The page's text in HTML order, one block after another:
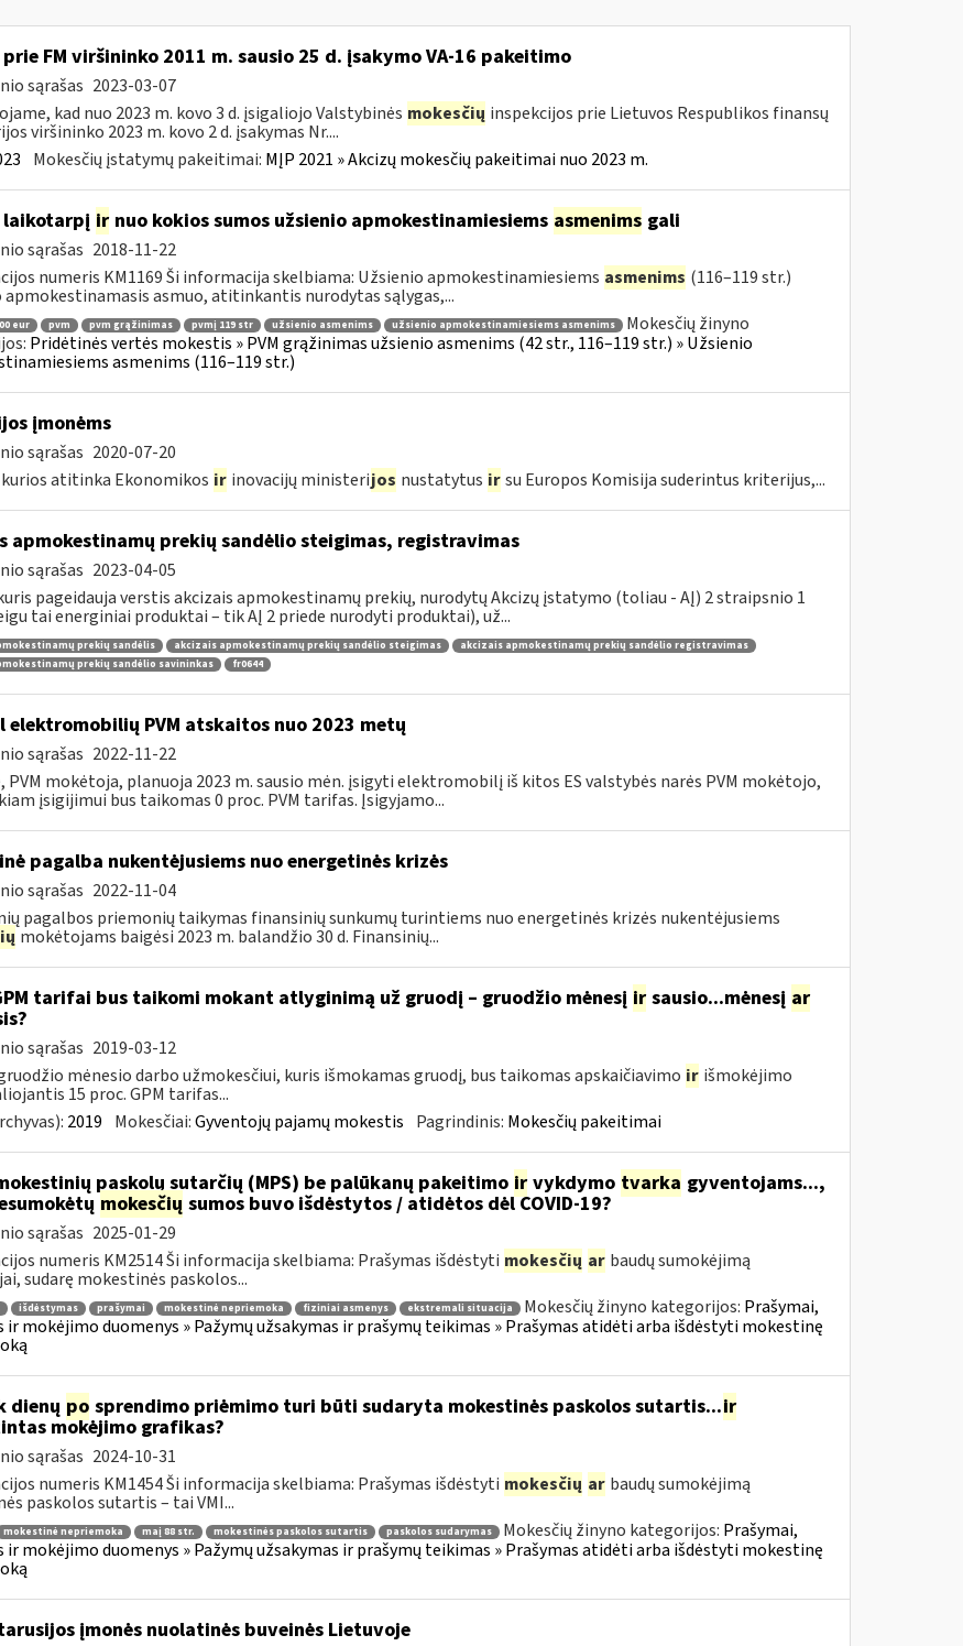
prie FM viršininko 2011 m. sausio 25 d. įsakymo VA-16 pakeitimo
sąrašas 2023-03-07
kad nuo 2023 m. kovo 3 d. įsigaliojo Valstybinės mokesčių inspekcijos prie Lietuvos Respublikos finansų
viršininko 2023 m. kovo 2 d. įsakymas Nr....
Mokesčių įstatymų pakeitimai: MĮP 2021 » Akcizų mokesčių pakeitimai nuo 2023 m.
laikotarpį irnuo kokios sumos užsienio apmokestinamiesiems asmenims gali
sąrašas 2018-11-22
numeris KM1169 Ši informacija skelbiama: Užsienio apmokestinamiesiems asmenims (116–119 str.)
apmokestinamasis asmuo, atitinkantis nurodytas sąlygas,...
eur pvm pvm grąžinimas pvmį 119 str užsienio asmenims užsienio apmokestinamiesiems asmenims
Mokesčių žinyno
Pridėtinės vertės mokestis » PVM grąžinimas užsienio asmenims (42 str., 116–119 str.) » Užsienio
asmenims (116–119 str.)
įmonėms
sąrašas 2020-07-20
atitinka Ekonomikos ir inovacijų ministerijos nustatytus ir su Europos Komisija suderintus kriterijus,...
apmokestinamų prekių sandėlio steigimas, registravimas
sąrašas 2023-04-05
pageidauja verstis akcizais apmokestinamų prekių, nurodytų Akcizų įstatymo (toliau - AĮ) 2 straipsnio 1
tai energiniai produktai – tik AĮ 2 priede nurodyti produktai), už...
prekių sandėlis akcizais apmokestinamų prekių sandėlio steigimas
akcizais apmokestinamų prekių sandėlio registravimas
prekių sandėlio savininkas
fr0644
elektromobilių PVM atskaitos nuo 2023 metų
sąrašas 2022-11-22
PVM mokėtoja, planuoja 2023 m. sausio mėn. įsigyti elektromobilį iš kitos ES valstybės narės PVM mokėtojo,
įsigijimui bus taikomas 0 proc. PVM tarifas. Įsigyjamo...
pagalba nukentėjusiems nuo energetinės krizės
sąrašas 2022-11-04
pagalbos priemonių taikymas finansinių sunkumų turintiems nuo energetinės krizės nukentėjusiems
mokėtojams baigėsi 2023 m. balandžio 30 d. Finansinių...
tarifai bus taikomi mokant atlyginimą už gruodį – gruodžio mėnesį irsausio...mėnesį ar
sąrašas 2019-03-12
mėnesio darbo užmokesčiui, kuris išmokamas gruodį, bus taikomas apskaičiavimo ir išmokėjimo
15 proc. GPM tarifas...
2019 Mokesčiai:Gyventojų pajamų mokestis Pagrindinis: Mokesčių pakeitimai
paskolų sutarčių (MPS) be palūkanų pakeitimo irvykdymo tvarka gyventojams...,
mokesčių sumos buvo išdėstytos / atidėtos dėl COVID-19?
sąrašas 2025-01-29
numeris KM2514 Ši informacija skelbiama: Prašymas išdėstyti mokesčių ar baudų sumokėjimą
sudarę mokestinės paskolos...
išdėstymas prašymai mokestinė nepriemoka fiziniai asmenys ekstremali situacija Mokesčių žinyno kategorijos: Prašymai,
ir mokėjimo duomenys » Pažymų užsakymas ir prašymų teikimas » Prašymas atidėti arba išdėstyti mokestinę
dienų po sprendimo priėmimo turi būti sudaryta mokestinės paskolos sutartis...ir
mokėjimo grafikas?
sąrašas 2024-10-31
numeris KM1454 Ši informacija skelbiama: Prašymas išdėstyti mokesčių ar baudų sumokėjimą
paskolos sutartis – tai VMI...
mokestinė nepriemoka maį 88 str. mokestinės paskolos sutartis paskolos sudarymas Mokesčių žinyno kategorijos: Prašymai,
ir mokėjimo duomenys » Pažymų užsakymas ir prašymų teikimas » Prašymas atidėti arba išdėstyti mokestinę
įmonės nuolatinės buveinės Lietuvoje